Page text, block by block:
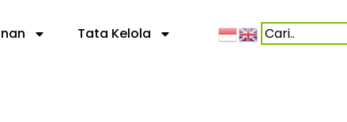
Tata Kelola